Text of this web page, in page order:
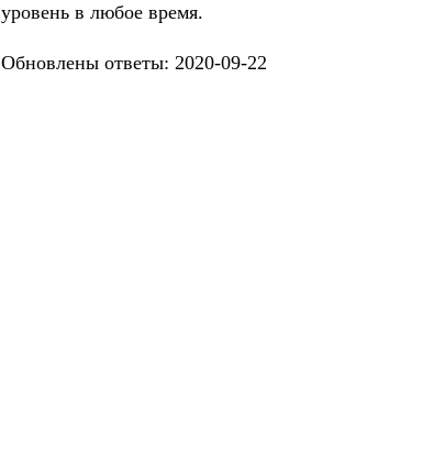
уровень в любое время.
Обновлены ответы: 2020-09-22